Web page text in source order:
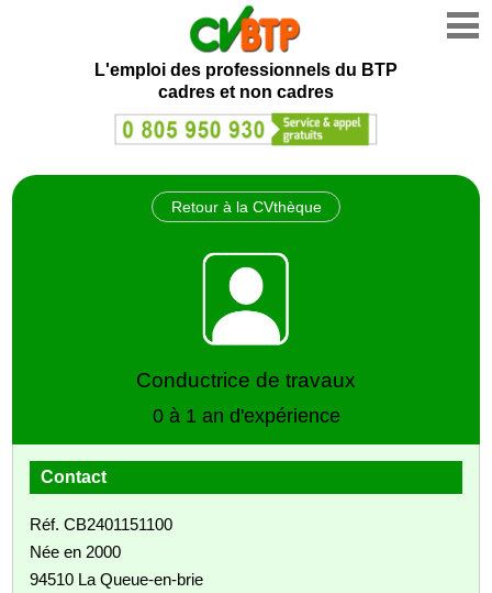
L'emploi des professionnels du BTP
cadres et non cadres
Retour à la CVthèque
Conductrice de travaux
0 à 1 an d'expérience
Contact
Réf. CB2401151100
Née en 2000
94510 La Queue-en-brie